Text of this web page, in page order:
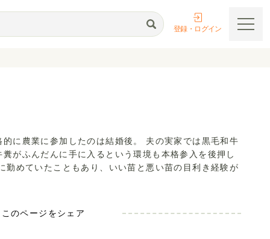
登録・ログイン
に農業に参加したのは結婚後。 夫の実家では黒毛和牛
がふんだんに手に入るという環境も本格参入を後押し
勤めていたこともあり、いい苗と悪い苗の目利き経験が
このページをシェア